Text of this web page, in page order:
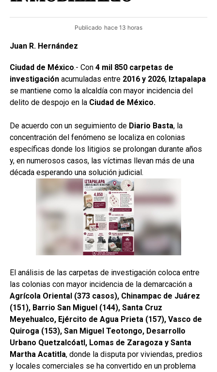
Publicado hace 13 horas
Juan R. Hernández
Ciudad de México.- Con 4 mil 850 carpetas de
investigación acumuladas entre 2016 y 2026, Iztapalapa
se mantiene como la alcaldía con mayor incidencia del
delito de despojo en la Ciudad de México.
De acuerdo con un seguimiento de Diario Basta, la
concentración del fenómeno se localiza en colonias
específicas donde los litigios se prolongan durante años
y, en numerosos casos, las víctimas llevan más de una
década esperando una solución judicial.
El análisis de las carpetas de investigación coloca entre
las colonias con mayor incidencia de la demarcación a
Agrícola Oriental (373 casos), Chinampac de Juárez
(151), Barrio San Miguel (144), Santa Cruz
Meyehualco, Ejército de Agua Prieta (157), Vasco de
Quiroga (153), San Miguel Teotongo, Desarrollo
Urbano Quetzalcóatl, Lomas de Zaragoza y Santa
Martha Acatitla, donde la disputa por viviendas, predios
y locales comerciales se ha convertido en un problema